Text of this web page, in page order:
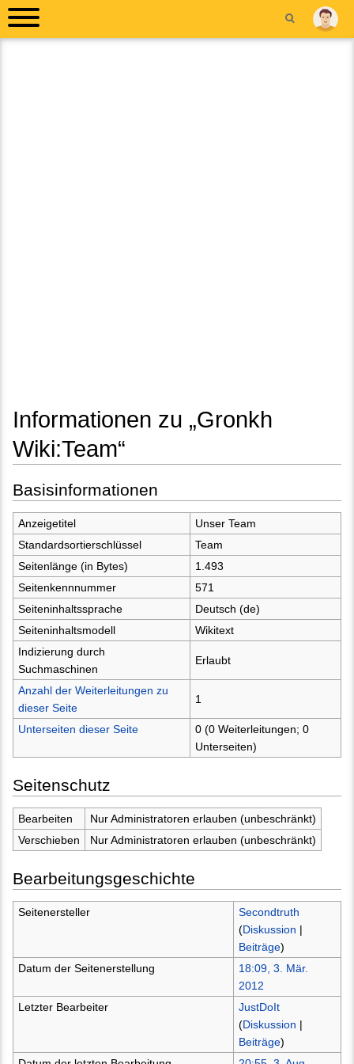
Informationen zu „Gronkh
Wiki:Team“
Basisinformationen
Anzeigetitel
Unser Team
Standardsortierschlüssel
Team
Seitenlänge (in Bytes)
1.493
Seitenkennnummer
571
Seiteninhaltssprache
Deutsch (de)
Seiteninhaltsmodell
Wikitext
Indizierung durch
Suchmaschinen
Erlaubt
Anzahl der Weiterleitungen zu
dieser Seite
1
Unterseiten dieser Seite
0 (0 Weiterleitungen; 0
Unterseiten)
Seitenschutz
Bearbeiten
Nur Administratoren erlauben (unbeschränkt)
Verschieben
Nur Administratoren erlauben (unbeschränkt)
Bearbeitungsgeschichte
Seitenersteller
Secondtruth
(Diskussion |
Beiträge)
Datum der Seitenerstellung
18:09, 3. Mär.
2012
Letzter Bearbeiter
JustDoIt
(Diskussion |
Beiträge)